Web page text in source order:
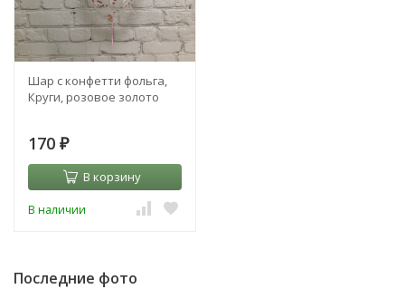
Шар с конфетти фольга,
Круги, розовое золото
170 ₽
В корзину
В наличии
Последние фото